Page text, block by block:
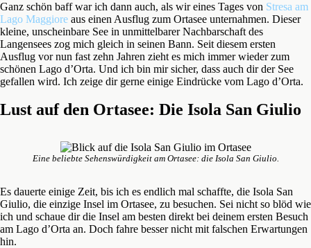
Ganz schön baff war ich dann auch, als wir eines Tages von Stresa am
Lago Maggiore aus einen Ausflug zum Ortasee unternahmen. Dieser
kleine, unscheinbare See in unmittelbarer Nachbarschaft des
Langensees zog mich gleich in seinen Bann. Seit diesem ersten
Ausflug vor nun fast zehn Jahren zieht es mich immer wieder zum
schönen Lago d’Orta. Und ich bin mir sicher, dass auch dir der See
gefallen wird. Ich zeige dir gerne einige Eindrücke vom Lago d’Orta.
Lust auf den Ortasee: Die Isola San Giulio
Eine beliebte Sehenswürdigkeit am Ortasee: die Isola San Giulio.
Es dauerte einige Zeit, bis ich es endlich mal schaffte, die Isola San
Giulio, die einzige Insel im Ortasee, zu besuchen. Sei nicht so blöd wie
ich und schaue dir die Insel am besten direkt bei deinem ersten Besuch
am Lago d’Orta an. Doch fahre besser nicht mit falschen Erwartungen
hin.